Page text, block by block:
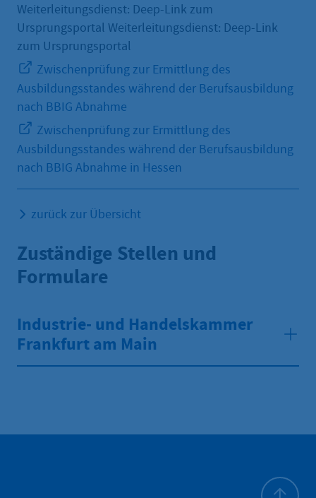
Weiterleitungsdienst: Deep-Link zum
Ursprungsportal Weiterleitungsdienst: Deep-Link
zum Ursprungsportal
Zwischenprüfung zur Ermittlung des
Ausbildungsstandes während der Berufsausbildung
nach BBIG Abnahme
Zwischenprüfung zur Ermittlung des
Ausbildungsstandes während der Berufsausbildung
nach BBIG Abnahme in Hessen
zurück zur Übersicht
Zuständige Stellen und
Formulare
Industrie- und Handelskammer
Frankfurt am Main